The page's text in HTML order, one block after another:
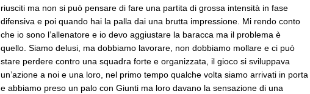
riusciti ma non si può pensare di fare una partita di grossa intensità in fase
difensiva e poi quando hai la palla dai una brutta impressione. Mi rendo conto
che io sono l’allenatore e io devo aggiustare la baracca ma il problema è
quello. Siamo delusi, ma dobbiamo lavorare, non dobbiamo mollare e ci può
stare perdere contro una squadra forte e organizzata, il gioco si sviluppava
un’azione a noi e una loro, nel primo tempo qualche volta siamo arrivati in porta
e abbiamo preso un palo con Giunti ma loro davano la sensazione di una